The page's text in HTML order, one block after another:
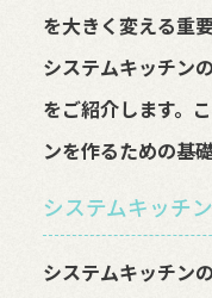
を大きく変える重
システムキッチン
をご紹介します。
ンを作るための基
システムキッチ
システムキッチン